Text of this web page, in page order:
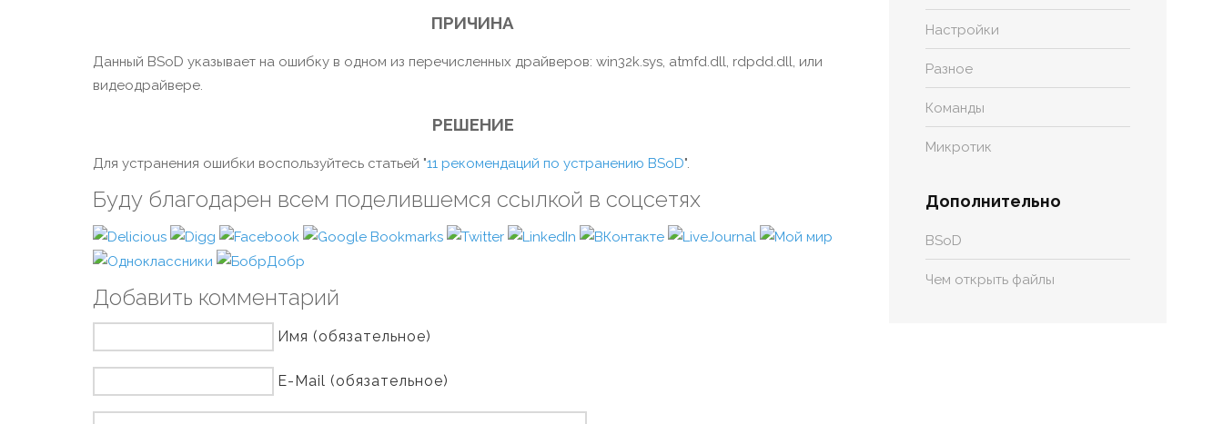
ПРИЧИНА
Данный BSoD указывает на ошибку в одном из перечисленных драйверов: win32k.sys, atmfd.dll, rdpdd.dll, или
видеодрайвере.
РЕШЕНИЕ
Для устранения ошибки воспользуйтесь статьей "11 рекомендаций по устранению BSoD".
Буду благодарен всем поделившемся ссылкой в соцсетях
Добавить комментарий
Имя (обязательное)
E-Mail (обязательное)
Настройки
Разное
Команды
Микротик
Дополнительно
BSoD
Чем открыть файлы